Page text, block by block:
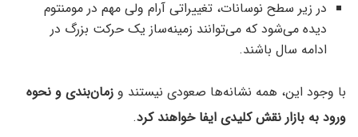
در زیر سطح نوسانات، تغییراتی آرام ولی مهم در مومنتوم
دیده می‌شود که می‌توانند زمینه‌ساز یک حرکت بزرگ در
ادامه سال باشند.
با وجود این، همه نشانه‌ها صعودی نیستند و زمان‌بندی و نحوه
ورود به بازار نقش کلیدی ایفا خواهند کرد.